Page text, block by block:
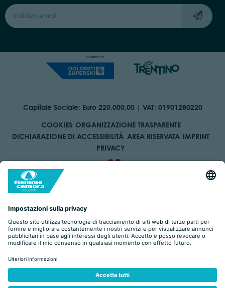
Capitale Sociale: Euro 220.000,00 | VAT: 01901280220
COOKIES ORGANIZZAZIONE TRASPARENTE
DICHIARAZIONE DI ACCESSIBILITÀ AREA RISERVATA IMPRINT
PRIVACY